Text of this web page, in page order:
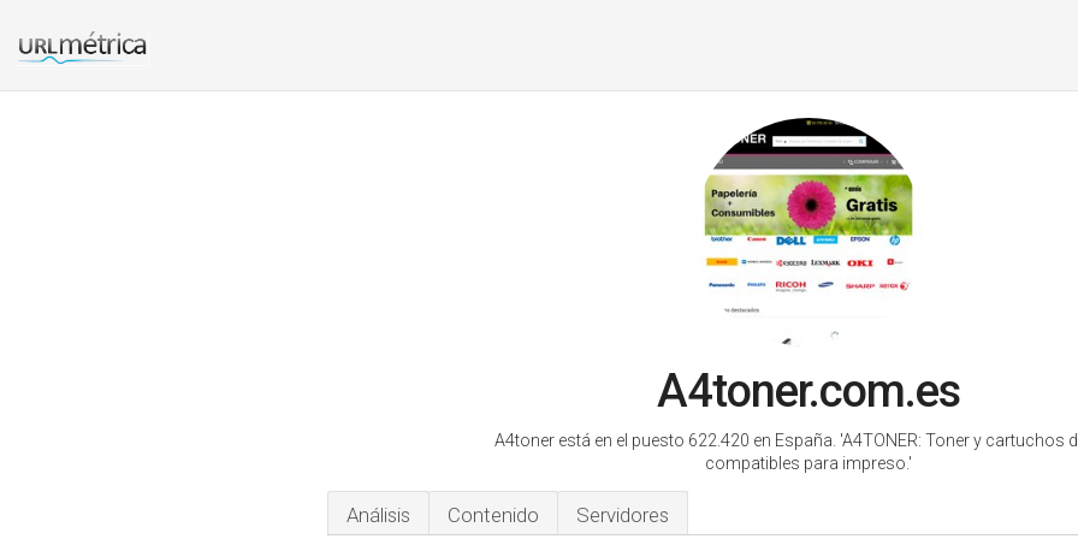
A4toner.com.es
A4toner está en el puesto 622.420 en España. 'A4TONER: Toner y cartuchos
compatibles para impreso.'
Análisis Contenido Servidores